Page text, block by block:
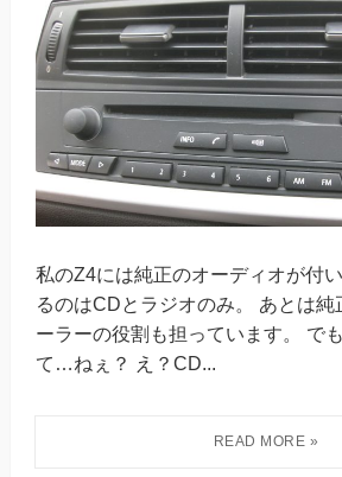
私のZ4には純正のオーディオが付
るのはCDとラジオのみ。 あとは純
ーラーの役割も担っています。 で
て…ねぇ？ え？CD...